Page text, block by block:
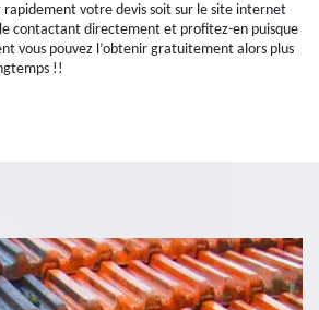
rapidement votre devis soit sur le site internet
contactant directement et profitez-en puisque
vous pouvez l’obtenir gratuitement alors plus
!!